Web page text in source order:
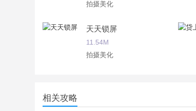
拍摄美化
天天锁屏
11.54M
拍摄美化
拍摄美化
相关攻略